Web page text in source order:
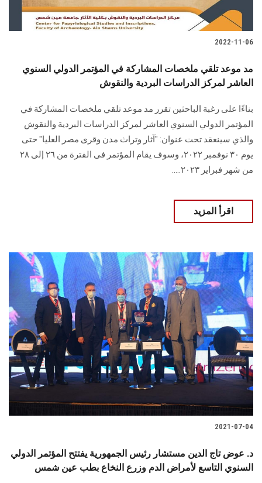
2022-11-06
مد موعد تلقي ملخصات المشاركة في المؤتمر الدولي السنوي
العاشر لمركز الدراسات البردية والنقوش
بناءًا على رغبة الباحثين تقرر مد موعد تلقي ملخصات المشاركة في
المؤتمر الدولي السنوي العاشر لمركز الدراسات البردية والنقوش
والذي سينعقد تحت عنوان: "آثار وتراث مدن وقرى مصر العليا" حتى
يوم ٣٠ نوفمبر ٢٠٢٢، وسوف يقام المؤتمر فى الفترة من ٢٦ إلى ٢٨
من شهر فبراير ٢٠٢٣.....
اقرأ المزيد
2021-07-04
د. عوض تاج الدين مستشار رئيس الجمهورية يفتتح المؤتمر الدولي
السنوي التاسع لأمراض الدم وزرع النخاع بطب عين شمس